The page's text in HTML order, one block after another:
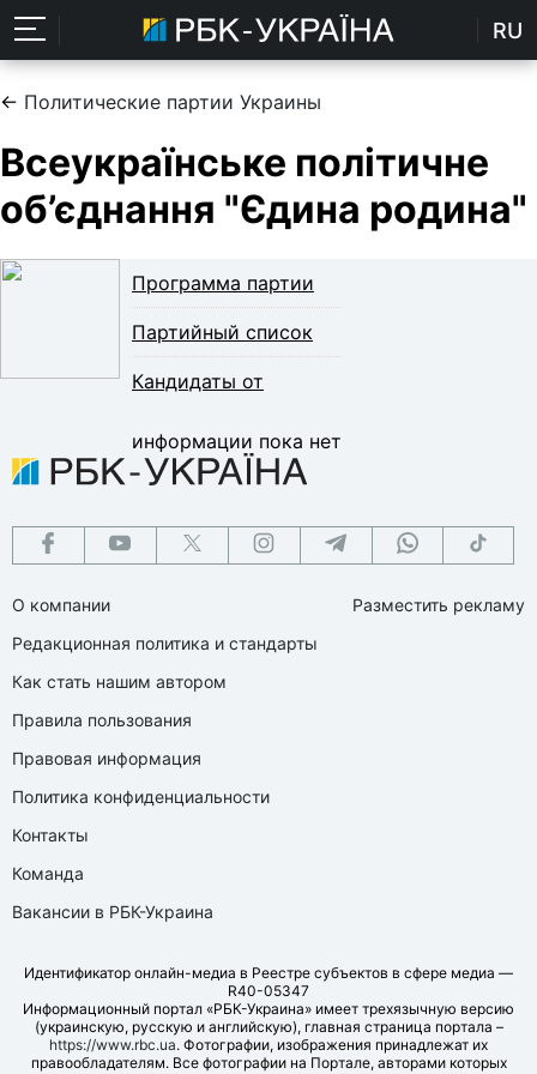
RU
← Политические партии Украины
Всеукраїнське політичне
об’єднання "Єдина родина"
Программа партии
Партийный список
Кандидаты от
информации пока нет
О компании
Редакционная политика и стандарты
Как стать нашим автором
Правила пользования
Правовая информация
Политика конфиденциальности
Контакты
Команда
Вакансии в РБК-Украина
Разместить рекламу
Идентификатор онлайн-медиа в Реестре субъектов в сфере медиа —
R40-05347
Информационный портал «РБК-Украина» имеет трехязычную версию
(украинскую, русскую и английскую), главная страница портала –
https://www.rbc.ua. Фотографии, изображения принадлежат их
правообладателям. Все фотографии на Портале, авторами которых